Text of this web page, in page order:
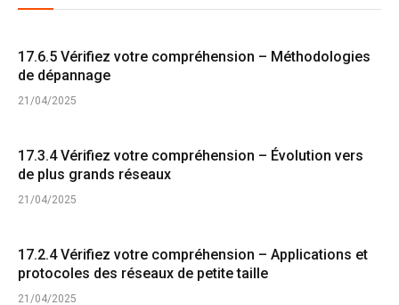
17.6.5 Vérifiez votre compréhension – Méthodologies
de dépannage
21/04/2025
17.3.4 Vérifiez votre compréhension – Évolution vers
de plus grands réseaux
21/04/2025
17.2.4 Vérifiez votre compréhension – Applications et
protocoles des réseaux de petite taille
21/04/2025